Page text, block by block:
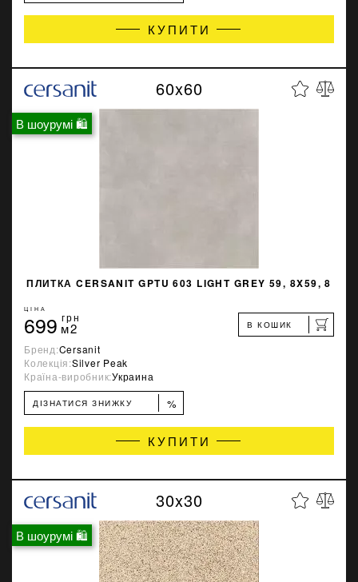
КУПИТИ
В шоурумі 🛍
60x60
ПЛИТКА CERSANIT GPTU 603 LIGHT GREY 59, 8X59, 8
ЦІНА
699 грн
м2 В КОШИК
Бренд:Cersanit
Колекція:Silver Peak
Країна-виробник:Украина
ДІЗНАТИСЯ ЗНИЖКУ %
КУПИТИ
В шоурумі 🛍
30x30